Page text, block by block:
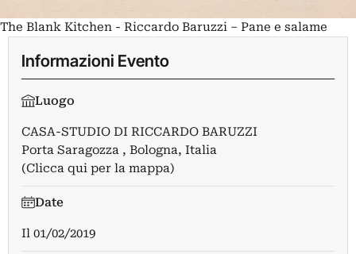
The Blank Kitchen - Riccardo Baruzzi – Pane e salame
Informazioni Evento
Luogo
CASA-STUDIO DI RICCARDO BARUZZI
Porta Saragozza , Bologna, Italia
(Clicca qui per la mappa)
Date
Il 01/02/2019